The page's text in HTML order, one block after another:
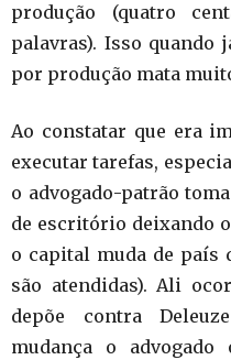
produção (quatro
palavras). Isso quando
por produção mata
Ao constatar que era
executar tarefas,
o advogado-patrão
de escritório deixando
o capital muda de país
são atendidas). Ali
depõe contra
mudança o advogado